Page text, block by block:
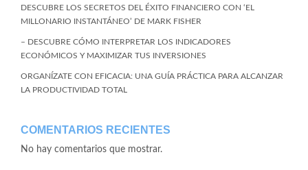
DESCUBRE LOS SECRETOS DEL ÉXITO FINANCIERO CON ‘EL
MILLONARIO INSTANTÁNEO’ DE MARK FISHER
– DESCUBRE CÓMO INTERPRETAR LOS INDICADORES
ECONÓMICOS Y MAXIMIZAR TUS INVERSIONES
ORGANÍZATE CON EFICACIA: UNA GUÍA PRÁCTICA PARA ALCANZAR
LA PRODUCTIVIDAD TOTAL
COMENTARIOS RECIENTES
No hay comentarios que mostrar.